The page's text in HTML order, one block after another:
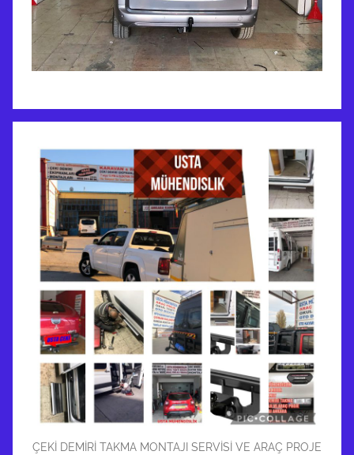
ÇEKİ DEMİRİ TAKMA MONTAJI SERVİSİ VE ARAÇ PROJE